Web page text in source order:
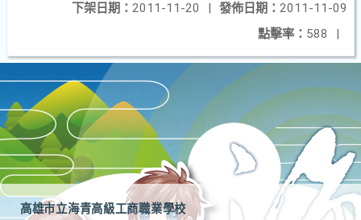
發佈日期： 2011-11-09
下架日期： 2011-11-20
|
點擊率： 588 |
高雄市立海青高級工商職業學校